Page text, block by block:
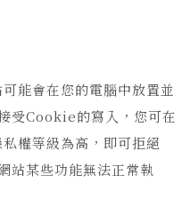
能會在您的電腦中放置並
受Cookie的寫入，您可在
權等級為高，即可拒絕
站某些功能無法正常執